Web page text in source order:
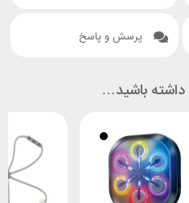
پرسش و پاسخ
باشید…